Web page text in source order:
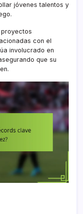
jóvenes talentos y
proyectos
con el
involucrado en
que su